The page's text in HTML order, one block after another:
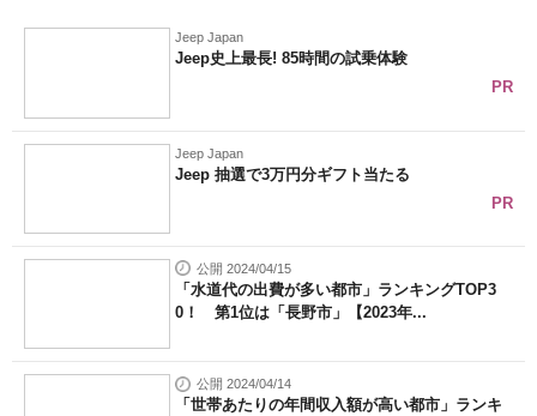
Jeep Japan
Jeep史上最長! 85時間の試乗体験
PR
Jeep Japan
Jeep 抽選で3万円分ギフト当たる
PR
公開 2024/04/15
「水道代の出費が多い都市」ランキングTOP3
0！ 第1位は「長野市」【2023年...
公開 2024/04/14
「世帯あたりの年間収入額が高い都市」ランキ